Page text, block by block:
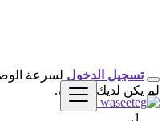
تسجيل الدخول لسرعة
لم يكن لديك حساب.